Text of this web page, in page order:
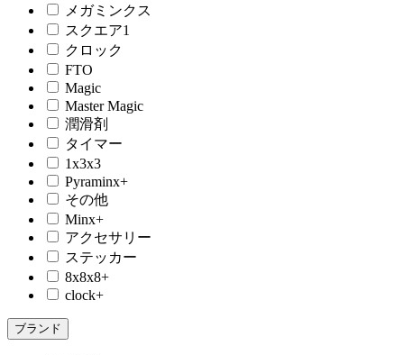
メガミンクス
スクエア1
クロック
FTO
Magic
Master Magic
潤滑剤
タイマー
1x3x3
Pyraminx+
その他
Minx+
アクセサリー
ステッカー
8x8x8+
clock+
ブランド